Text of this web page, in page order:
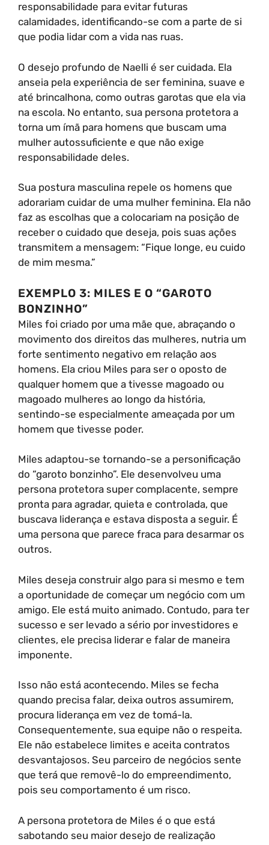
responsabilidade para evitar futuras
calamidades, identificando-se com a parte de si
que podia lidar com a vida nas ruas.
O desejo profundo de Naelli é ser cuidada. Ela
anseia pela experiência de ser feminina, suave e
até brincalhona, como outras garotas que ela via
na escola. No entanto, sua persona protetora a
torna um ímã para homens que buscam uma
mulher autossuficiente e que não exige
responsabilidade deles.
Sua postura masculina repele os homens que
adorariam cuidar de uma mulher feminina. Ela não
faz as escolhas que a colocariam na posição de
receber o cuidado que deseja, pois suas ações
transmitem a mensagem: “Fique longe, eu cuido
de mim mesma.”
EXEMPLO 3: MILES E O “GAROTO
BONZINHO”
Miles foi criado por uma mãe que, abraçando o
movimento dos direitos das mulheres, nutria um
forte sentimento negativo em relação aos
homens. Ela criou Miles para ser o oposto de
qualquer homem que a tivesse magoado ou
magoado mulheres ao longo da história,
sentindo-se especialmente ameaçada por um
homem que tivesse poder.
Miles adaptou-se tornando-se a personificação
do “garoto bonzinho”. Ele desenvolveu uma
persona protetora super complacente, sempre
pronta para agradar, quieta e controlada, que
buscava liderança e estava disposta a seguir. É
uma persona que parece fraca para desarmar os
outros.
Miles deseja construir algo para si mesmo e tem
a oportunidade de começar um negócio com um
amigo. Ele está muito animado. Contudo, para ter
sucesso e ser levado a sério por investidores e
clientes, ele precisa liderar e falar de maneira
imponente.
Isso não está acontecendo. Miles se fecha
quando precisa falar, deixa outros assumirem,
procura liderança em vez de tomá-la.
Consequentemente, sua equipe não o respeita.
Ele não estabelece limites e aceita contratos
desvantajosos. Seu parceiro de negócios sente
que terá que removê-lo do empreendimento,
pois seu comportamento é um risco.
A persona protetora de Miles é o que está
sabotando seu maior desejo de realização